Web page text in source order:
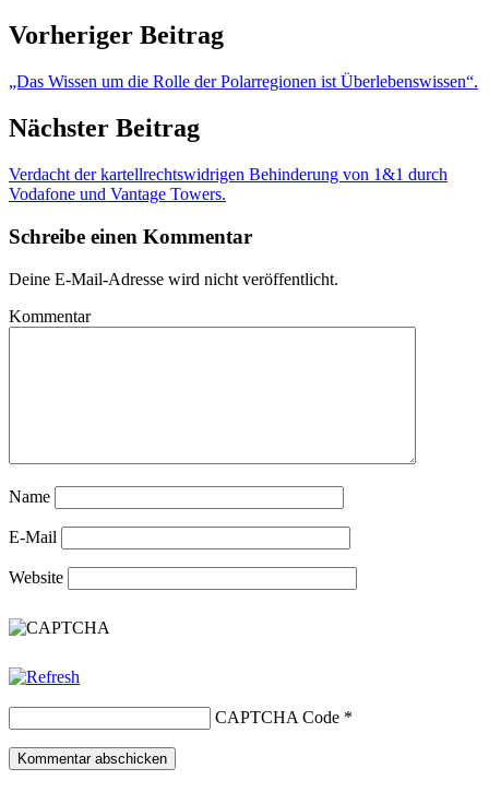
Vorheriger Beitrag
„Das Wissen um die Rolle der Polarregionen ist Überlebenswissen“.
Nächster Beitrag
Verdacht der kartellrechtswidrigen Behinderung von 1&1 durch
Vodafone und Vantage Towers.
Schreibe einen Kommentar
Deine E-Mail-Adresse wird nicht veröffentlicht.
Kommentar
Name
E-Mail
Website
CAPTCHA Code *